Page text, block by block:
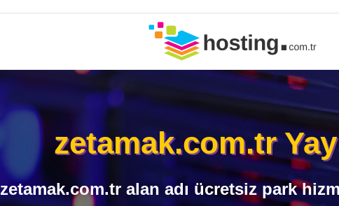
zetamak.com.tr
zetamak.com.tr alan adı ücretsiz park